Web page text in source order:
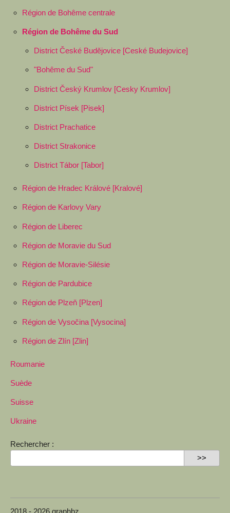
Région de Bohême centrale
Région de Bohême du Sud
District České Budějovice [Ceské Budejovice]
"Bohême du Sud"
District Český Krumlov [Cesky Krumlov]
District Písek [Pisek]
District Prachatice
District Strakonice
District Tábor [Tabor]
Région de Hradec Králové [Kralové]
Région de Karlovy Vary
Région de Liberec
Région de Moravie du Sud
Région de Moravie-Silésie
Région de Pardubice
Région de Plzeň [Plzen]
Région de Vysočina [Vysocina]
Région de Zlín [Zlin]
Roumanie
Suède
Suisse
Ukraine
Rechercher :
2018 - 2026 graphbz